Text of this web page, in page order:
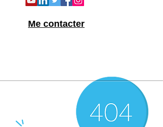
Me contacter